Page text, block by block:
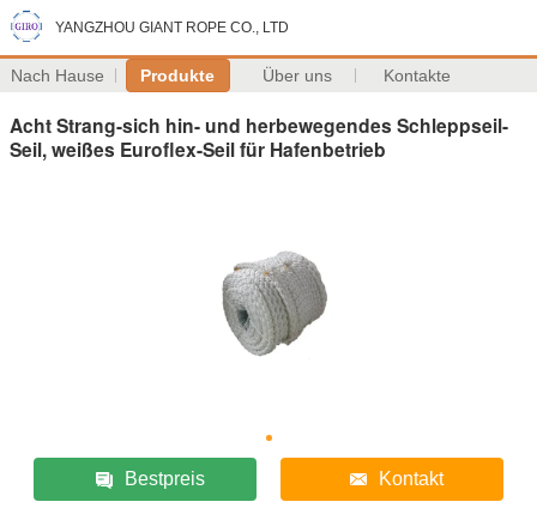
YANGZHOU GIANT ROPE CO., LTD
Nach Hause Produkte Über uns Kontakte
Acht Strang-sich hin- und herbewegendes Schleppseil-
Seil, weißes Euroflex-Seil für Hafenbetrieb
Bestpreis Kontakt